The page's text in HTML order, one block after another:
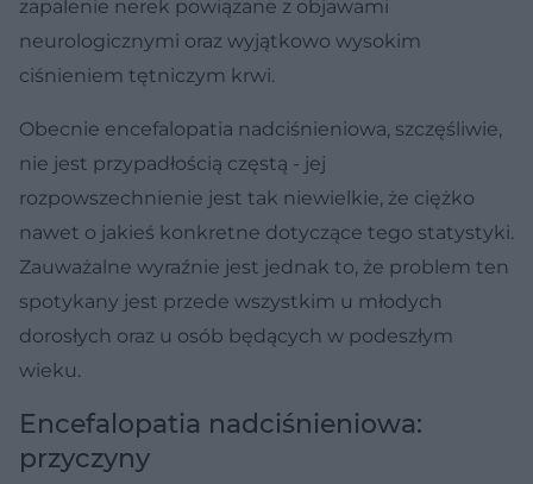
zapalenie nerek powiązane z objawami
neurologicznymi oraz wyjątkowo wysokim
ciśnieniem tętniczym krwi.
Obecnie encefalopatia nadciśnieniowa, szczęśliwie,
nie jest przypadłością częstą - jej
rozpowszechnienie jest tak niewielkie, że ciężko
nawet o jakieś konkretne dotyczące tego statystyki.
Zauważalne wyraźnie jest jednak to, że problem ten
spotykany jest przede wszystkim u młodych
dorosłych oraz u osób będących w podeszłym
wieku.
Encefalopatia nadciśnieniowa:
przyczyny